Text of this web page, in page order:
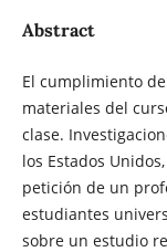
Abstract
El cumplimiento
materiales del
clase.
los Estados
petición de un
estudiantes
sobre un estudio